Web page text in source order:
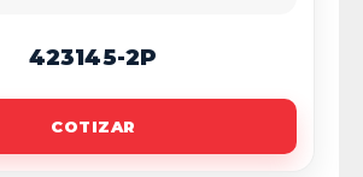
423145-2P
COTIZAR